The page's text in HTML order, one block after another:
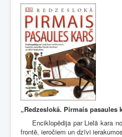
„Redzeslokā. Pirmais pasaules
Enciklopēdija par Lielā kara
frontē, ieročiem un dzīvi